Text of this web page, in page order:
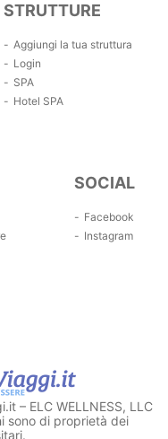
STRUTTURE
Aggiungi la tua struttura
Login
SPA
Hotel SPA
SOCIAL
Facebook
Instagram
– ELC WELLNESS, LLC
sono di proprietà dei